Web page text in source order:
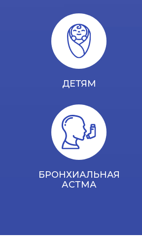
ДЕТЯМ
БРОНХИАЛЬНАЯ
АСТМА